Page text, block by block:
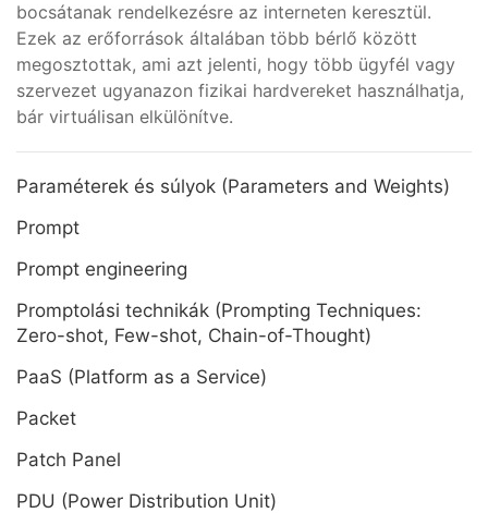
bocsátanak rendelkezésre az interneten keresztül.
Ezek az erőforrások általában több bérlő között
megosztottak, ami azt jelenti, hogy több ügyfél vagy
szervezet ugyanazon fizikai hardvereket használhatja,
bár virtuálisan elkülönítve.
Paraméterek és súlyok (Parameters and Weights)
Prompt
Prompt engineering
Promptolási technikák (Prompting Techniques:
Zero-shot, Few-shot, Chain-of-Thought)
PaaS (Platform as a Service)
Packet
Patch Panel
PDU (Power Distribution Unit)